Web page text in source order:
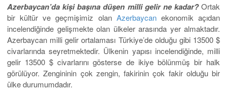
Azerbaycan’da kişi başına düşen milli gelir ne kadar?Ortak
bir kültür ve geçmişimiz olan Azerbaycanekonomik açıdan
incelendiğinde gelişmekte olan ülkeler arasında yer almaktadır.
Azerbaycan milli gelir ortalaması Türkiye’de olduğu gibi 13500 $
civarlarında seyretmektedir. Ülkenin yapısı incelendiğinde, milli
gelir 13500 $ civarlarını gösterse de ikiye bölünmüş bir halk
görülüyor. Zengininin çok zengin, fakirinin çok fakir olduğu bir
ülke durumumdadır.